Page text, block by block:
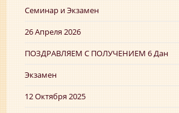
Семинар и Экзамен
26 Апреля 2026
ПОЗДРАВЛЯЕМ C ПОЛУЧЕНИЕМ 6 Дан
Экзамен
12 Октября 2025